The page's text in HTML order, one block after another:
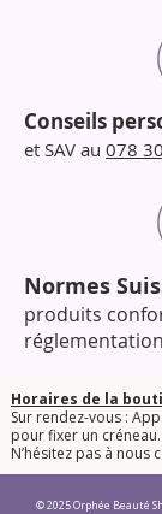
Conseils
et SAV au 078
Normes
produits
Horaires de la
Sur rendez-vous :
pour fixer un créneau.
​N’hésitez pas à
© 2025 Orphée Beauté